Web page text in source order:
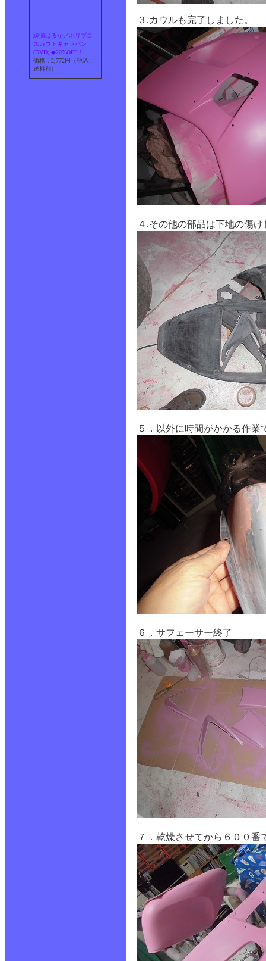
綾瀬はるか／ホリプロ
スカウトキャラバン
(DVD) ◆20%OFF！
価格：2,772円（税込、
送料別）
３.カウルも完了しました。
４.その他の部品は下地の傷
５．以外に時間がかかる作
６．サフェーサー終了
７．乾燥させてから６００